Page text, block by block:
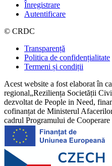
Înregistrare
Autentificare
© CRDC
Transparență
Politica de confidențialitate
Termeni și condiții
Acest website a fost elaborat în
regional„Reziliența Societății
dezvoltat de People in Need,
cofinanțat de Ministerul
cadrul Programului de Cooperare